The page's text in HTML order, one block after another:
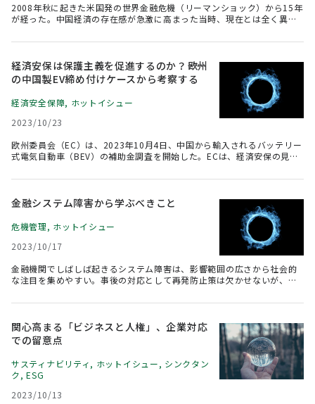
2008年秋に起きた米国発の世界金融危機（リーマンショック）から15年
が経った。中国経済の存在感が急激に高まった当時、現在とは全く異な
が集まっていたことを取り上げたい。米中デカップリングの意味合い
した用語の移り変わりに着目していくことも、企業戦略にとって重要で
はないだろうか。
経済安保は保護主義を促進するのか？――欧州
の中国製EV締め付けケースから考察する
経済安全保障, ホットイシュー
2023/10/23
欧州委員会（EC）は、2023年10月4日、中国から輸入されるバッテリー
式電気自動車（BEV）の補助金調査を開始した。ECは、経済安保の見地
国際社会での欧州の競争力向上を目指す。ただし、経済安保を掲げた規
ケースから、日本が経済安保施策を考えるうえで、学ぶべきポイントを
金融システム障害から学ぶべきこと
危機管理, ホットイシュー
2023/10/17
金融機関でしばしば起きるシステム障害は、影響範囲の広さから社会的
な注目を集めやすい。事後の対応として再発防止策は欠かせないが、障
らず、誤りが起こさないことを過度に重視すれば、新しいことに挑戦す
りはどこかで起きるという前提に物事を考える意識変革が必要ではない
だろうか。
関心高まる「ビジネスと人権」、企業対応
での留意点
サスティナビリティ, ホットイシュー, シンクタン
ク,ESG
2023/10/13